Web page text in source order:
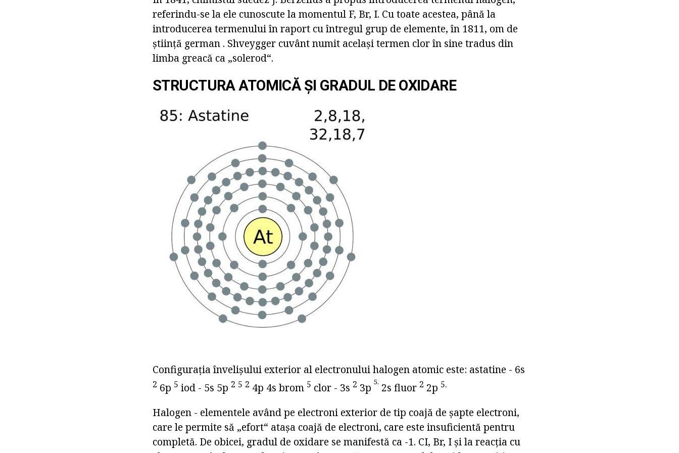
referindu-se la ele cunoscute la momentul F, Br, I. Cu toate acestea, până la
introducerea termenului în raport cu întregul grup de elemente, în 1811, om de
știință german . Shveygger cuvânt numit același termen clor în sine tradus din
limba greacă ca „solerod“.
STRUCTURA ATOMICĂ ȘI GRADUL DE OXIDARE
Configurația învelișului exterior al electronului halogen atomic este: astatine - 6s
2 6p 5 iod - 5s 5p 2 5 2 4p 4s brom 5 clor - 3s 2 3p 5, 2s fluor 2 2p 5.
Halogen - elementele având pe electroni exterior de tip coajă de șapte electroni,
care le permite să „efort“ atașa coajă de electroni, care este insuficientă pentru
completă. De obicei, gradul de oxidare se manifestă ca -1. CI, Br, I și la reacția cu